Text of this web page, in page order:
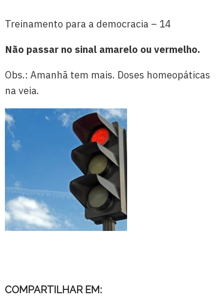
Treinamento para a democracia – 14
Não passar no sinal amarelo ou vermelho.
Obs.: Amanhã tem mais. Doses homeopáticas
na veia.
COMPARTILHAR EM: